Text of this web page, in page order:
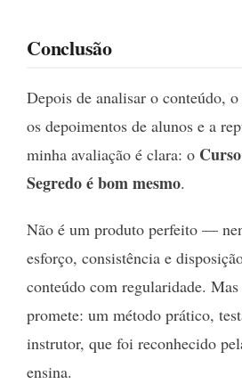
Conclusão
Depois de analisar o conteúdo,
os depoimentos de alunos e a
minha avaliação é clara: o
Segredo é bom mesmo.
Não é um produto perfeito —
esforço, consistência e
conteúdo com regularidade.
promete: um método prático,
instrutor, que foi reconhecido
ensina.